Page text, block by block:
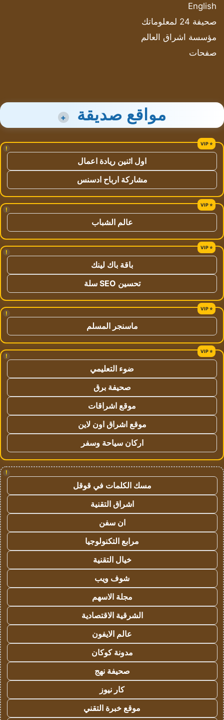
English
صحيفة 24 لمعلوماتك
مؤسسة اشراق العالم
صفحات
مواقع صديقة +
!
اول اثنين ريادة اعمال
مشاركة ارباح ادسنس
!
عالم الشباب
!
باقة باك لينك
تحسين SEO سلة
!
ماسنجر المسلم
!
ضوء التعليمي
صحيفة برق
موقع اشراقات
موقع اشراق اون لاين
اركان سياحة وسفر
!
مسك الكلمات في قوقل
اشراق التقنية
ان سفن
مرابع التكنولوجيا
خيال التقنية
شوف ويب
مجلة الاسهم
الشرقية الاقتصادية
عالم الايفون
مدونة كوكان
صحيفة نهج
كار نيوز
موقع خبرة التقني